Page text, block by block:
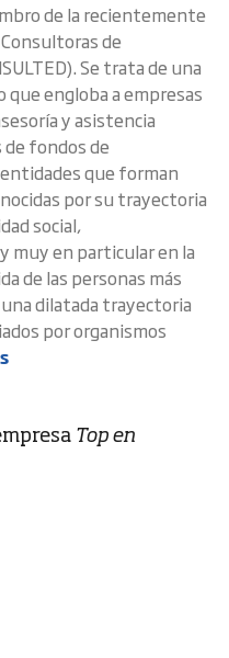
de la recientemente
de
Se trata de una
que engloba a empresas
y asistencia
de fondos de
que forman
por su trayectoria
social,
muy en particular en la
de las personas más
dilatada trayectoria
por organismos
Top en